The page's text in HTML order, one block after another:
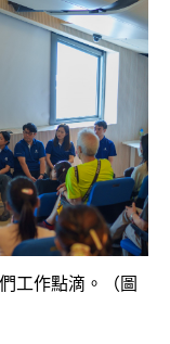
工作點滴。
（圖